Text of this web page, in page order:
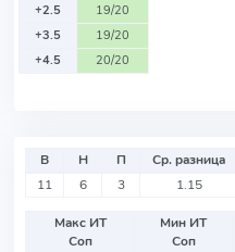
+2.5
19/20
+3.5
19/20
+4.5
20/20
В Н П Ср. разница
11
6 3 1.15
Макс ИТ
Соп
Мин ИТ
Соп